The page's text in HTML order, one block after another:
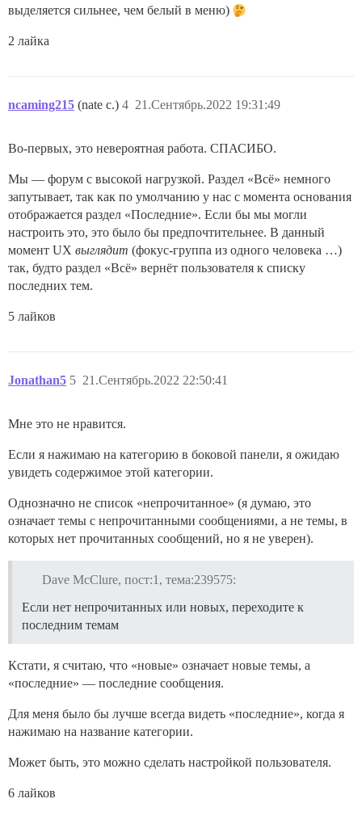
выделяется сильнее, чем белый в меню)
2 лайка
ncaming215 (nate c.) 21.Сентябрь.2022 19:31:49
4
Во-первых, это невероятная работа. СПАСИБО.
Мы — форум с высокой нагрузкой. Раздел «Всё» немного
запутывает, так как по умолчанию у нас с момента основания
отображается раздел «Последние». Если бы мы могли
настроить это, это было бы предпочтительнее. В данный
момент UX выглядит (фокус-группа из одного человека …)
так, будто раздел «Всё» вернёт пользователя к списку
последних тем.
5 лайков
Jonathan5 21.Сентябрь.2022 22:50:41
5
Мне это не нравится.
Если я нажимаю на категорию в боковой панели, я ожидаю
увидеть содержимое этой категории.
Однозначно не список «непрочитанное» (я думаю, это
означает темы с непрочитанными сообщениями, а не темы, в
которых нет прочитанных сообщений, но я не уверен).
Dave McClure, пост:1, тема:239575:
Если нет непрочитанных или новых, переходите к
последним темам
Кстати, я считаю, что «новые» означает новые темы, а
«последние» — последние сообщения.
Для меня было бы лучше всегда видеть «последние», когда я
нажимаю на название категории.
Может быть, это можно сделать настройкой пользователя.
6 лайков